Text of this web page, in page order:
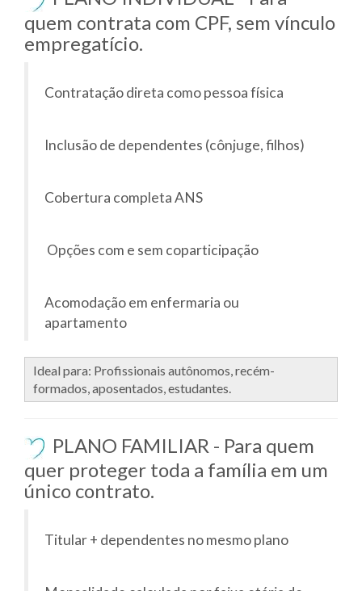
quem contrata com CPF, sem vínculo
empregatício.
Contratação direta como pessoa física
Inclusão de dependentes (cônjuge, filhos)
Cobertura completa ANS
Opções com e sem coparticipação
Acomodação em enfermaria ou
apartamento
Ideal para: Profissionais autônomos, recém-
formados, aposentados, estudantes.
PLANO FAMILIAR - Para quem
quer proteger toda a família em um
único contrato.
Titular + dependentes no mesmo plano